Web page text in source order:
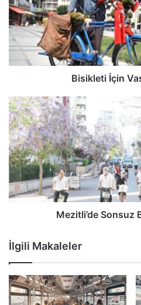
Bisikleti İçin
Mezitli’de Sonsuz
İlgili Makaleler